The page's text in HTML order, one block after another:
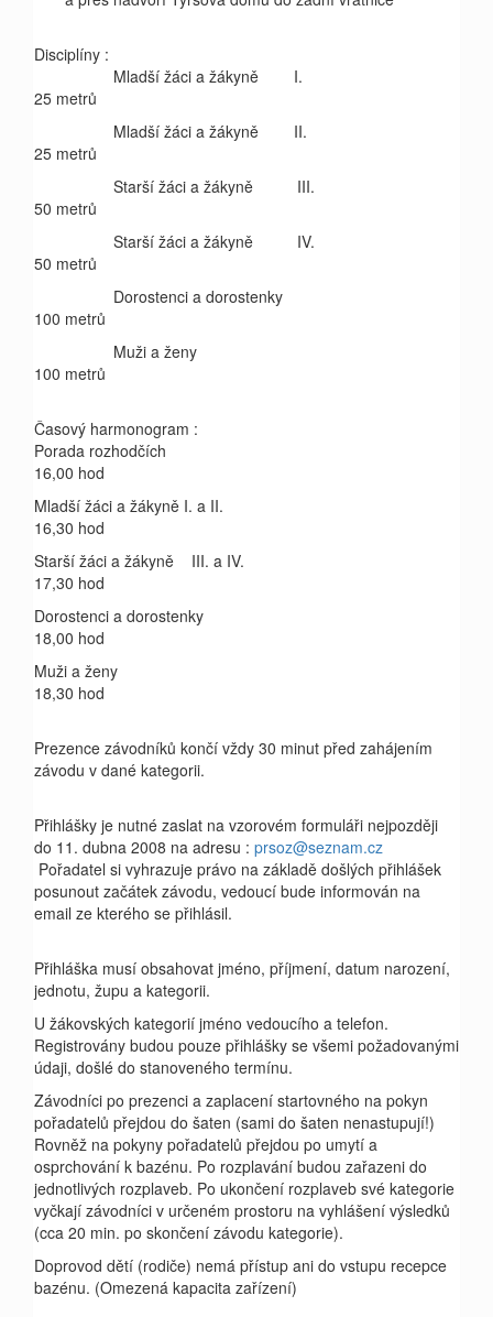
Disciplíny :
Mladší žáci a žákyně I.
25 metrů
Mladší žáci a žákyně II.
25 metrů
Starší žáci a žákyně III.
50 metrů
Starší žáci a žákyně IV.
50 metrů
Dorostenci a dorostenky
100 metrů
Muži a ženy
100 metrů
Časový harmonogram :
Porada rozhodčích
16,00 hod
Mladší žáci a žákyně I. a II.
16,30 hod
Starší žáci a žákyně III. a IV.
17,30 hod
Dorostenci a dorostenky
18,00 hod
Muži a ženy
18,30 hod
Prezence závodníků končí vždy 30 minut před zahájením
závodu v dané kategorii.
Přihlášky je nutné zaslat na vzorovém formuláři nejpozději
do 11. dubna 2008 na adresu : prsoz@seznam.cz
Pořadatel si vyhrazuje právo na základě došlých přihlášek
posunout začátek závodu, vedoucí bude informován na
email ze kterého se přihlásil.
Přihláška musí obsahovat jméno, příjmení, datum narození,
jednotu, župu a kategorii.
U žákovských kategorií jméno vedoucího a telefon.
Registrovány budou pouze přihlášky se všemi požadovanými
údaji, došlé do stanoveného termínu.
Závodníci po prezenci a zaplacení startovného na pokyn
pořadatelů přejdou do šaten (sami do šaten nenastupují!)
Rovněž na pokyny pořadatelů přejdou po umytí a
osprchování k bazénu. Po rozplavání budou zařazeni do
jednotlivých rozplaveb. Po ukončení rozplaveb své kategorie
vyčkají závodníci v určeném prostoru na vyhlášení výsledků
(cca 20 min. po skončení závodu kategorie).
Doprovod dětí (rodiče) nemá přístup ani do vstupu recepce
bazénu. (Omezená kapacita zařízení)